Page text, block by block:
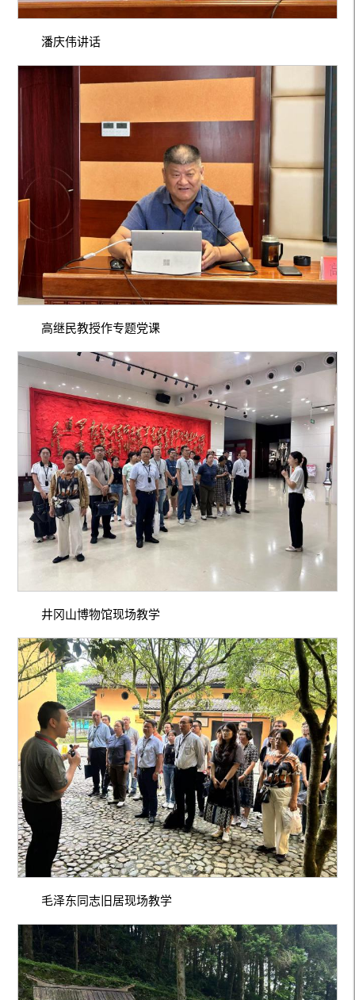
潘庆伟讲话
高继民教授作专题党课
井冈山博物馆现场教学
毛泽东同志旧居现场教学